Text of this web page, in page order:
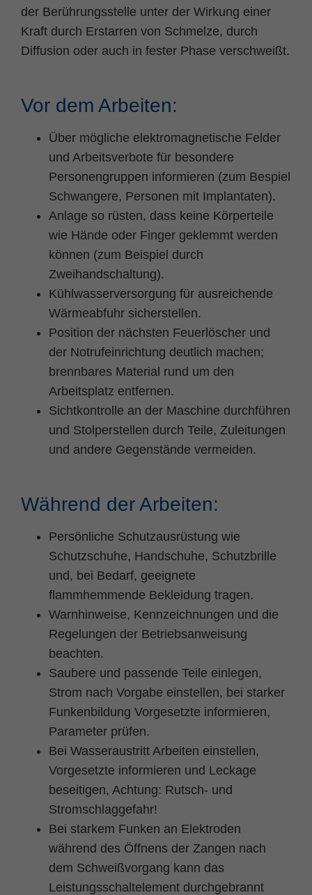
der Berührungsstelle unter der Wirkung einer
Kraft durch Erstarren von Schmelze, durch
Diffusion oder auch in fester Phase verschweißt.
Vor dem Arbeiten:
Über mögliche elektromagnetische Felder
und Arbeitsverbote für besondere
Personengruppen informieren (zum Bespiel
Schwangere, Personen mit Implantaten).
Anlage so rüsten, dass keine Körperteile
wie Hände oder Finger geklemmt werden
können (zum Beispiel durch
Zweihandschaltung).
Kühlwasserversorgung für ausreichende
Wärmeabfuhr sicherstellen.
Position der nächsten Feuerlöscher und
der Notrufeinrichtung deutlich machen;
brennbares Material rund um den
Arbeitsplatz entfernen.
Sichtkontrolle an der Maschine durchführen
und Stolperstellen durch Teile, Zuleitungen
und andere Gegenstände vermeiden.
Während der Arbeiten:
Persönliche Schutzausrüstung wie
Schutzschuhe, Handschuhe, Schutzbrille
und, bei Bedarf, geeignete
flammhemmende Bekleidung tragen.
Warnhinweise, Kennzeichnungen und die
Regelungen der Betriebsanweisung
beachten.
Saubere und passende Teile einlegen,
Strom nach Vorgabe einstellen, bei starker
Funkenbildung Vorgesetzte informieren,
Parameter prüfen.
Bei Wasseraustritt Arbeiten einstellen,
Vorgesetzte informieren und Leckage
beseitigen, Achtung: Rutsch- und
Stromschlaggefahr!
Bei starkem Funken an Elektroden
während des Öffnens der Zangen nach
dem Schweißvorgang kann das
Leistungsschaltelement durchgebrannt
Name PHPSESSID
Anbieter php
Zweck PHPs Standard Sitzungs Identifikation